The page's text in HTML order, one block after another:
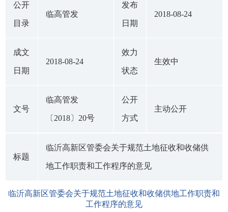
公开
目录
临高管发
发布
日期
2018-08-24
成文
日期
2018-08-24
效力
状态
生效中
文号
临高管发
〔2018〕20号
公开
方式
主动公开
标题
临沂高新区管委会关于规范土地征收和收储供
地工作职责和工作程序的意见
临沂高新区管委会关于规范土地征收和收储供地工作职责和
工作程序的意见